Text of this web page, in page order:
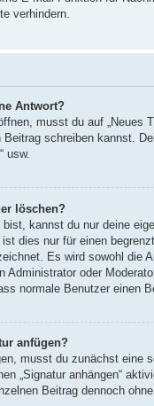
verhindern.
Antwort?
musst du auf
schreiben kannst.
usw.
löschen?
kannst du nur deine
dies nur für einen
Es wird sowohl die
Administrator oder
normale Benutzer einen
anfügen?
musst du zunächst
„Signatur anhängen“
Beitrag dennoch